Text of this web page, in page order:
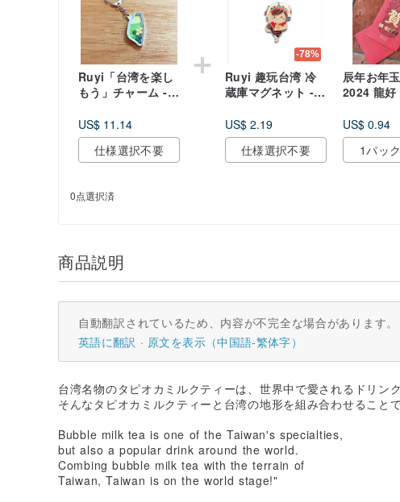
Ruyi「台湾を楽し
もう」チャーム -
グリーン
US$ 11.14
仕様選択不要
-78%
Ruyi 趣玩台湾 冷
蔵庫マグネット -
族
US$ 2.19
仕様選択不要
辰年お年
2024 龍好
year red
US$ 0.94
1パッ
入
0点選択済
商品説明
自動翻訳されているため、内容が不完全な場合があります。
英語に翻訳
原文を表示（中国語-繁体字）
台湾名物のタピオカミルクティーは、世界中で愛されるドリンク
そんなタピオカミルクティーと台湾の地形を組み合わせること
Bubble milk tea is one of the Taiwan's specialties,
but also a popular drink around the world.
Combing bubble milk tea with the terrain of
Taiwan, Taiwan is on the world stage!"